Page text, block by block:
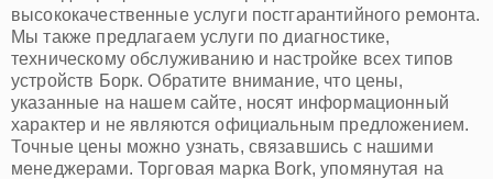
Благовещенск
Брянск
Владивосток
Владикавказ
Владимир
Волжский
Вологда
высококачественные услуги постгарантийного ремонта.
Мы также предлагаем услуги по диагностике,
техническому обслуживанию и настройке всех типов
устройств Борк. Обратите внимание, что цены,
указанные на нашем сайте, носят информационный
характер и не являются официальным предложением.
Точные цены можно узнать, связавшись с нашими
менеджерами. Торговая марка Bork, упомянутая на